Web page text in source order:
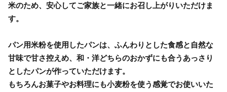
米のため、安心してご家族と一緒にお召し上がりいただけま
す。
パン用米粉を使用したパンは、ふんわりとした食感と自然な
甘味で甘さ控えめ、和・洋どちらのおかずにも合うあっさり
としたパンが作っていただけます。
もちろんお菓子やお料理にも小麦粉を使う感覚でお使いいた